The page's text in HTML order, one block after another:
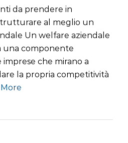
da prendere in
al meglio un
Un welfare aziendale
una componente
che mirano a
la propria competitività